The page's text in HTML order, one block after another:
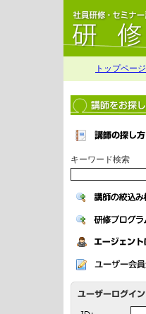
トップページ
キーワード検索